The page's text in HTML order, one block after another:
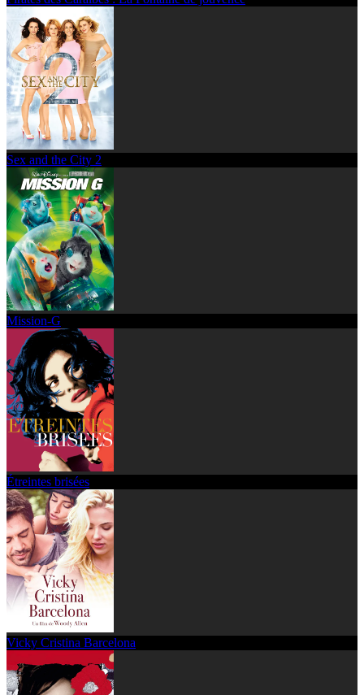
Sex and the City 2
Mission-G
Étreintes brisées
Vicky Cristina Barcelona